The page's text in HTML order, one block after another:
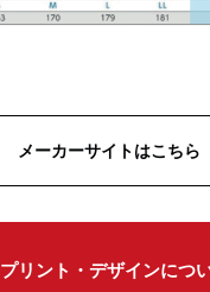
メーカーサイトはこちら
プリント・デザインにつ